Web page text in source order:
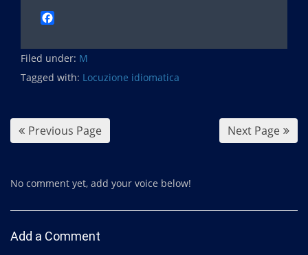
c
e
b
Filed under: M
Tagged with: Locuzione idiomatica
Previous Page Next Page
No comment yet, add your voice below!
Add a Comment